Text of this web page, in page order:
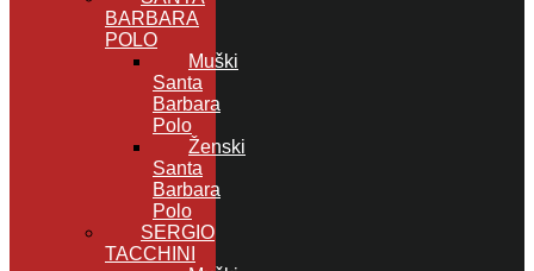
BARBARA
POLO
Muški
Santa
Barbara
Polo
Ženski
Santa
Barbara
Polo
SERGIO
TACCHINI